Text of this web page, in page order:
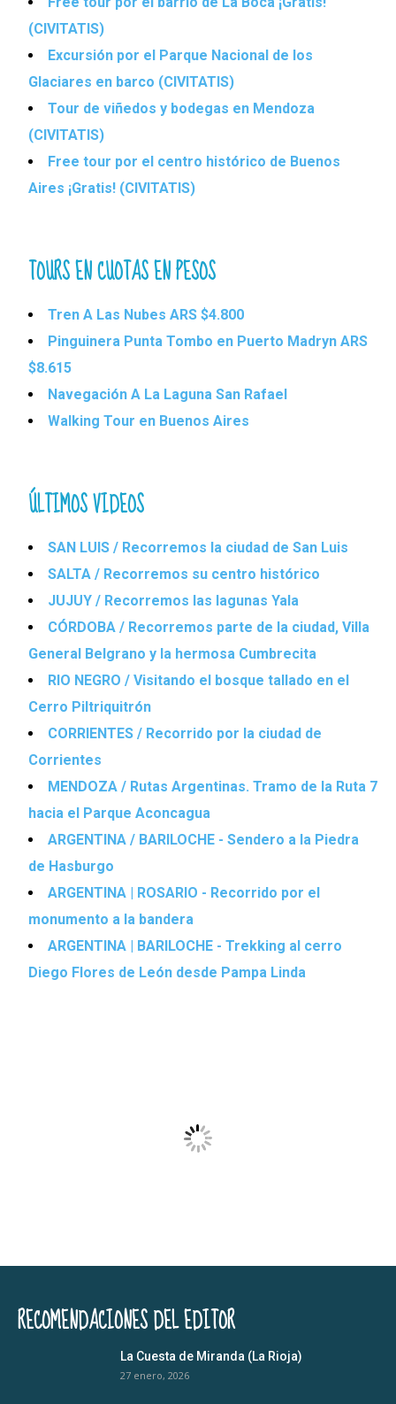
(CIVITATIS)
Excursión por el Parque Nacional de los
Glaciares en barco (CIVITATIS)
Tour de viñedos y bodegas en Mendoza
(CIVITATIS)
Free tour por el centro histórico de Buenos
Aires ¡Gratis! (CIVITATIS)
TOURS EN CUOTAS EN PESOS
Tren A Las Nubes ARS $4.800
Pinguinera Punta Tombo en Puerto Madryn ARS
$8.615
Navegación A La Laguna San Rafael
Walking Tour en Buenos Aires
ÚLTIMOS VIDEOS
SAN LUIS / Recorremos la ciudad de San Luis
SALTA / Recorremos su centro histórico
JUJUY / Recorremos las lagunas Yala
CÓRDOBA / Recorremos parte de la ciudad, Villa
General Belgrano y la hermosa Cumbrecita
RIO NEGRO / Visitando el bosque tallado en el
Cerro Piltriquitrón
CORRIENTES / Recorrido por la ciudad de
Corrientes
MENDOZA / Rutas Argentinas. Tramo de la Ruta 7
hacia el Parque Aconcagua
ARGENTINA / BARILOCHE - Sendero a la Piedra
de Hasburgo
ARGENTINA | ROSARIO - Recorrido por el
monumento a la bandera
ARGENTINA | BARILOCHE - Trekking al cerro
Diego Flores de León desde Pampa Linda
RECOMENDACIONES DEL EDITOR
La Cuesta de Miranda (La Rioja)
27 enero, 2026